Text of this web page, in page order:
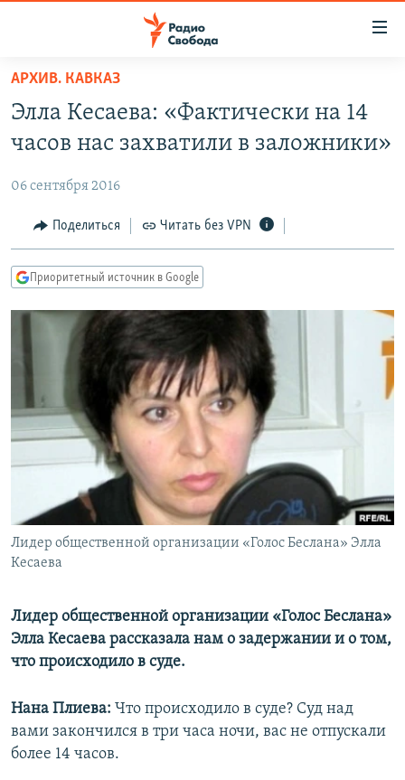
упрощенного
доступа
основному
Вернутся
главной
навигации
Вернутся
ЦИТАТЫ СВОБОДЫ
МНЕНИЯ
IDEL.РЕАЛИИ
КАВКАЗ.РЕАЛИИ
СЕВЕР.РЕАЛИИ
СИБИРЬ.РЕАЛИИ
РАСПИСАНИЕ ВЕЩАНИЯ
ПОДПИШИТЕСЬ НА РАССЫЛКУ
СОЦИАЛЬНЫЕ СЕТИ
Все сайты РСЕ/РС
АРХИВ. КАВКАЗ
Элла Кесаева: «Фактически на 14
часов нас захватили в заложники»
06 сентября 2016
Поделиться Читать без VPN
Приоритетный источник в Google
Лидер общественной организации «Голос Беслана» Элла
Кесаева
Лидер общественной организации «Голос Беслана»
Элла Кесаева рассказала нам о задержании и о том,
что происходило в суде.
Нана Плиева: Что происходило в суде? Суд над
вами закончился в три часа ночи, вас не отпускали
более 14 часов.